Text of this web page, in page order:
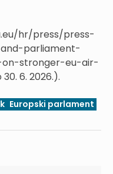
hr/press/press-
parliament-
stronger-eu-air-
6. 2026.).
Europski parlament